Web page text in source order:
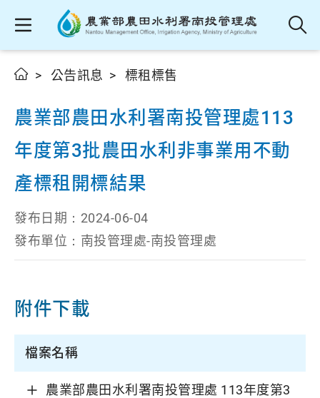
公告訊息 標租標售
農業部農田水利署南投管理處113
年度第3批農田水利非事業用不動
產標租開標結果
發布日期： 2024-06-04
發布單位： 南投管理處-南投管理處
附件下載
檔案名稱
農業部農田水利署南投管理處 113年度第3